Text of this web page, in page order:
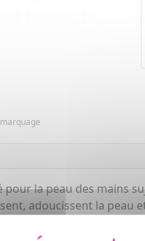
la peau des mains
adoucissent la peau